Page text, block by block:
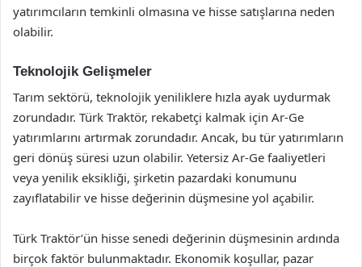
yatırımcıların temkinli olmasına ve hisse satışlarına neden
olabilir.
Teknolojik Gelişmeler
Tarım sektörü, teknolojik yeniliklere hızla ayak uydurmak
zorundadır. Türk Traktör, rekabetçi kalmak için Ar-Ge
yatırımlarını artırmak zorundadır. Ancak, bu tür yatırımların
geri dönüş süresi uzun olabilir. Yetersiz Ar-Ge faaliyetleri
veya yenilik eksikliği, şirketin pazardaki konumunu
zayıflatabilir ve hisse değerinin düşmesine yol açabilir.
Türk Traktör’ün hisse senedi değerinin düşmesinin ardında
birçok faktör bulunmaktadır. Ekonomik koşullar, pazar